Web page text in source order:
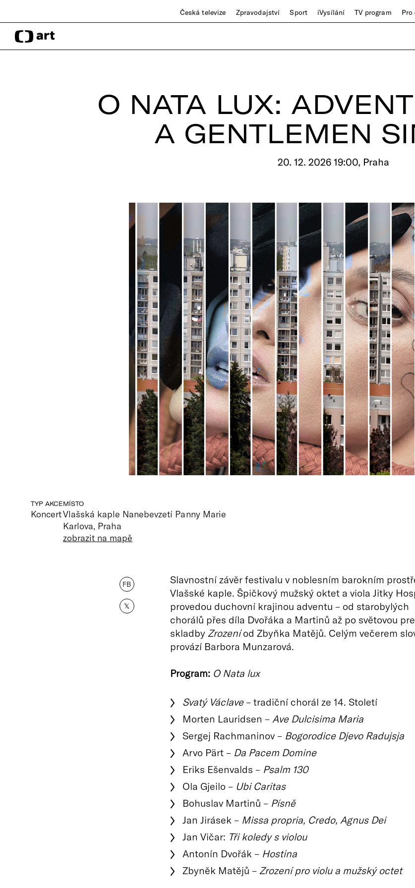
Česká televize Zpravodajství Sport iVysílání TV program Pro
O NATA LUX:
A GENTLEMEN
20. 12. 2026 19:00, Praha
TYP AKCE
Koncert
MÍSTO
Vlašská kaple Nanebevzetí Panny Marie
Karlova, Praha
zobrazit na mapě
FB
𝕏
Slavnostní závěr festivalu v noblesním barokním
Vlašské kaple. Špičkový mužský oktet a viola Jitky
provedou duchovní krajinou adventu – od starobylých
chorálů přes díla Dvořáka a Martinů až po světovou
skladby Zrozeníod Zbyňka Matějů. Celým večerem
provází Barbora Munzarová.
Program: O Nata lux
Svatý Václave– tradiční chorál ze 14. Století
Morten Lauridsen – Ave Dulcisima Maria
Sergej Rachmaninov – Bogorodice Djevo Radujsja
Arvo Pärt – Da Pacem Domine
Eriks Ešenvalds – Psalm 130
Ola Gjeilo – Ubi Caritas
Bohuslav Martinů – Písně
Jan Jirásek – Missa propria, Credo, Agnus Dei
Jan Vičar: Tři koledy s violou
Antonín Dvořák – Hostina
Zbyněk Matějů – Zrození pro violu a mužský octet